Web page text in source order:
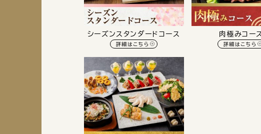
シーズンスタンダードコース
詳細はこちら
肉極みコース
詳細はこちら